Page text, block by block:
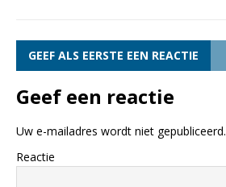
GEEF ALS EERSTE EEN REACTIE
Geef een reactie
Uw e-mailadres wordt niet gepubliceerd.
Reactie